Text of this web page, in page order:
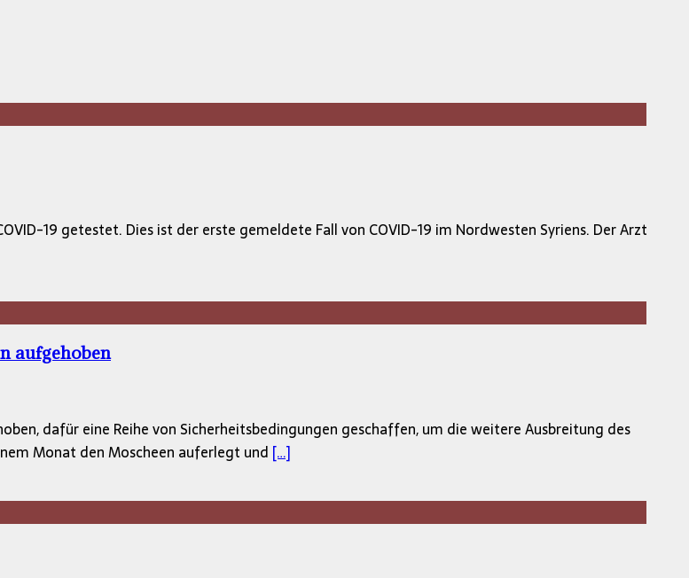
19 getestet. Dies ist der erste gemeldete Fall von COVID-19 im Nordwesten Syriens. Der Arzt
aufgehoben
dafür eine Reihe von Sicherheitsbedingungen geschaffen, um die weitere Ausbreitung des
Monat den Moscheen auferlegt und […]